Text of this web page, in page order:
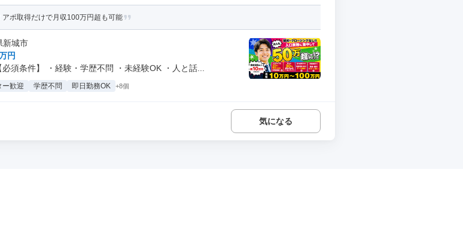
ポ取得だけで月収100万円超も可能
新城市
円
須条件】 ・経験・学歴不問 ・未経験OK ・人と話...
ー歓迎 学歴不問 即日勤務OK +8個
気になる